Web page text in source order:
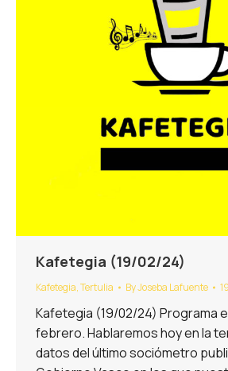
Kafetegia (19/02/24)
Kafetegia,Tertulia ByJoseba Lafuente
Kafetegia (19/02/24) Programa
febrero. Hablaremos hoy en la
datos del último sociómetro